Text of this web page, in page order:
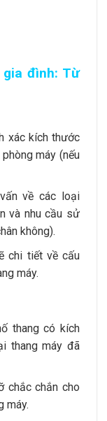
đình: Từ
xác kích thước
máy (nếu
về các loại
và nhu cầu sử
không).
chi tiết về cấu
máy.
thang có kích
thang máy đã
chắc chắn cho
máy.